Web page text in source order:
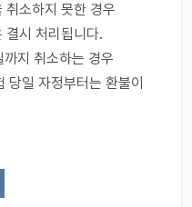
취소하지 못한 경우
결시 처리됩니다.
지 취소하는 경우
일 자정부터는 환불이